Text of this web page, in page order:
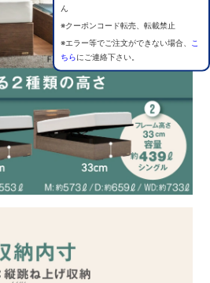
ん
※クーポンコード転売、転載禁止
※エラー等でご注文ができない場合、
こ
ちらにご連絡下さい。